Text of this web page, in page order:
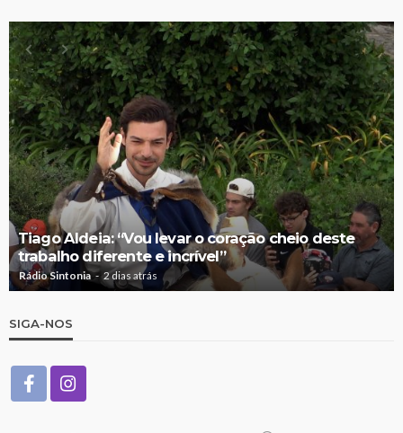
Tiago Aldeia: “Vou levar o coração cheio deste
trabalho diferente e incrível”
Rádio Sintonia 2 dias atrás
SIGA-NOS